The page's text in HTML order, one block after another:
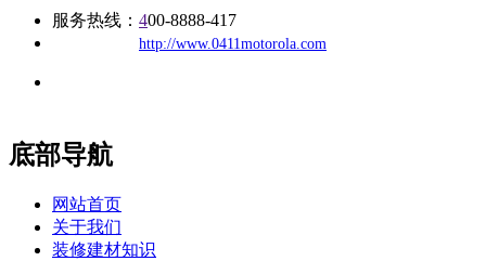
服务热线： 400-8888-417
http://www.0411motorola.com
底部导航
网站首页
关于我们
装修建材知识